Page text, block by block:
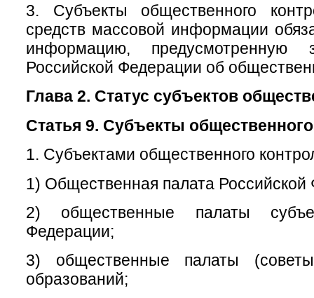
3. Субъекты общественного
средств массовой информации
информацию, предусмотренную
Российской Федерации об
Глава 2. Статус субъектов
Статья 9. Субъекты
1. Субъектами общественного
1) Общественная палата Российской
2) общественные палаты
Федерации;
3) общественные палаты
образований;